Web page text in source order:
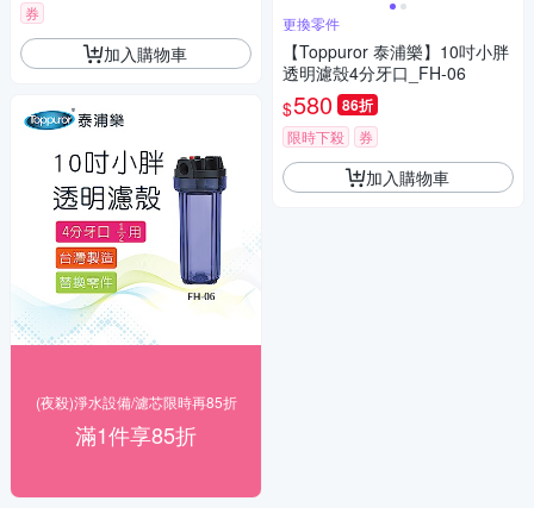
券
加入購物車
(夜殺)淨水設備/濾芯限時再85折
滿1件享85折
更換零件
【Toppuror 泰浦樂】10吋小胖
透明濾殼4分牙口_FH-06
$580 86折
限時下殺 券
加入購物車